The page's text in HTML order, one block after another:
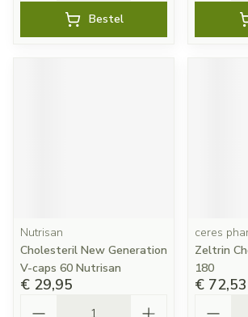
Bestel
Nutrisan
Cholesteril New Generation
V-caps 60 Nutrisan
€ 29,95
ceres
Zeltrin
180
€ 72,53